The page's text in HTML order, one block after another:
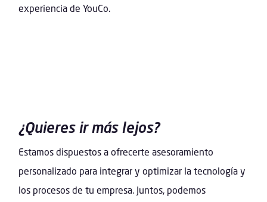
experiencia de YouCo.
¿Quieres ir más lejos?
Estamos dispuestos a ofrecerte asesoramiento
personalizado para integrar y optimizar la tecnología y
los procesos de tu empresa. Juntos, podemos